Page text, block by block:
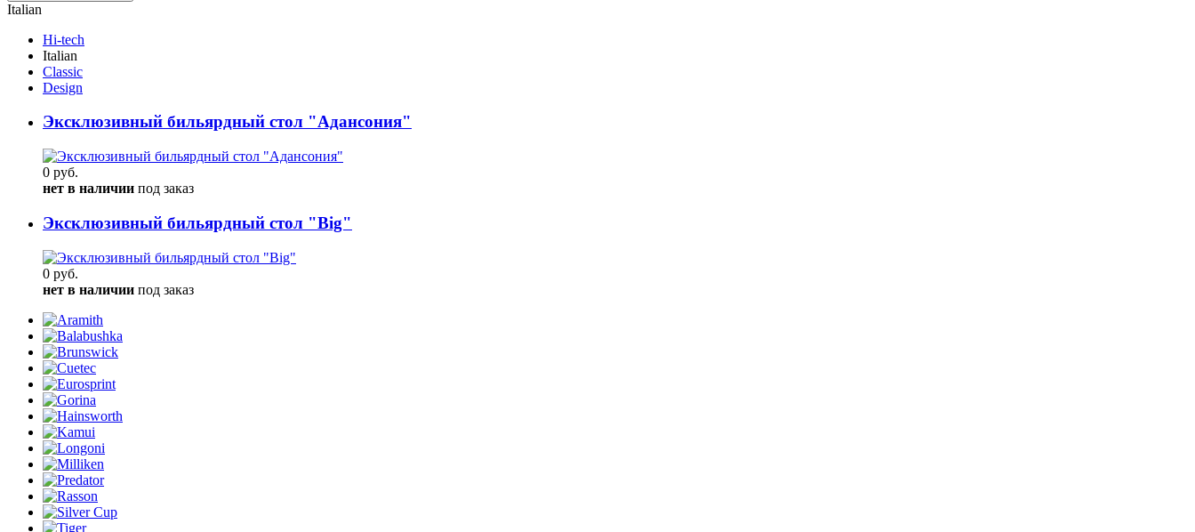
Italian
Hi-tech
Italian
Сlassic
Design
Эксклюзивный бильярдный стол "Адансония"
0 руб.
нет в наличии под заказ
Эксклюзивный бильярдный стол "Big"
0 руб.
нет в наличии под заказ